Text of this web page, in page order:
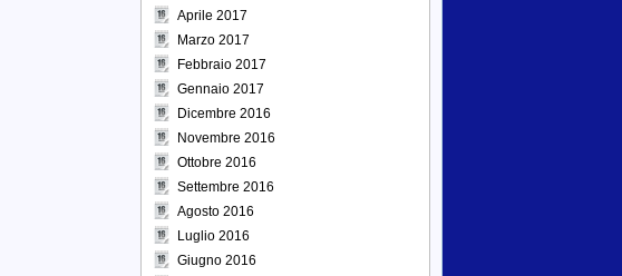
Aprile 2017
Marzo 2017
Febbraio 2017
Gennaio 2017
Dicembre 2016
Novembre 2016
Ottobre 2016
Settembre 2016
Agosto 2016
Luglio 2016
Giugno 2016